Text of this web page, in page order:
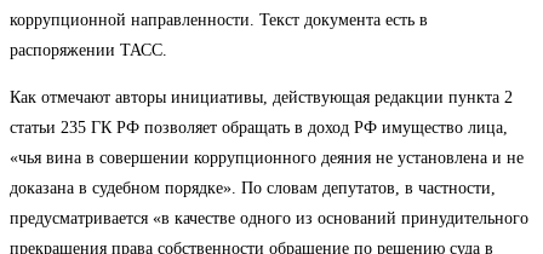
коррупционной направленности. Текст документа есть в
распоряжении ТАСС.
Как отмечают авторы инициативы, действующая редакции пункта 2
статьи 235 ГК РФ позволяет обращать в доход РФ имущество лица,
«чья вина в совершении коррупционного деяния не установлена и не
доказана в судебном порядке». По словам депутатов, в частности,
предусматривается «в качестве одного из оснований принудительного
прекращения права собственности обращение по решению суда в